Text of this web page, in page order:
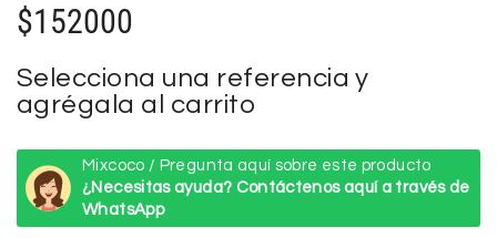
$152000
Selecciona una referencia y
agrégala al carrito
Mixcoco / Pregunta aquí sobre este producto
¿Necesitas ayuda? Contáctenos aquí a través de
WhatsApp